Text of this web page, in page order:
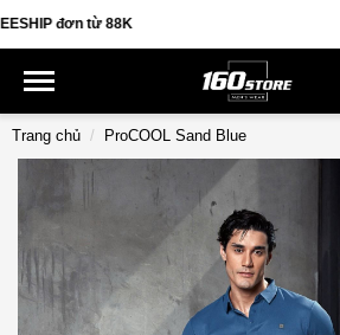
đơn từ 88K
Trang chủ ProCOOL Sand Blue